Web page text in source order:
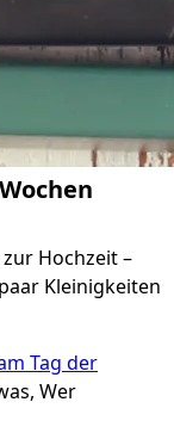
Hochzeit –
Kleinigkeiten
Tag der
Wer